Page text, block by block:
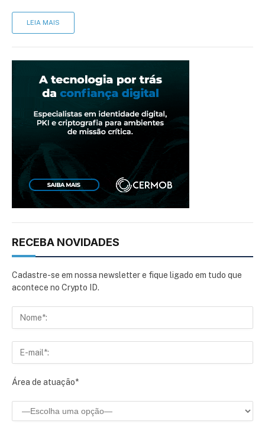
LEIA MAIS
RECEBA NOVIDADES
Cadastre-se em nossa newsletter e fique ligado em tudo que
acontece no Crypto ID.
Área de atuação*